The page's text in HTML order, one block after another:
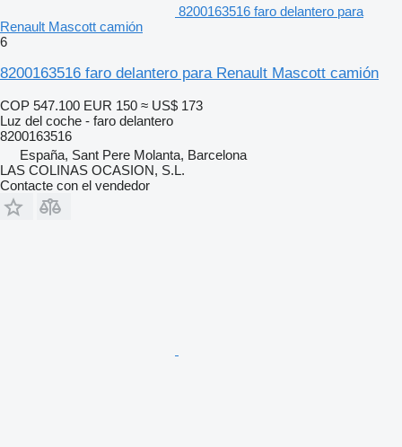
8200163516 faro delantero para
Renault Mascott camión
6
8200163516 faro delantero para Renault Mascott camión
COP 547.100 EUR 150 ≈ US$ 173
Luz del coche - faro delantero
8200163516
España, Sant Pere Molanta, Barcelona
LAS COLINAS OCASION, S.L.
Contacte con el vendedor